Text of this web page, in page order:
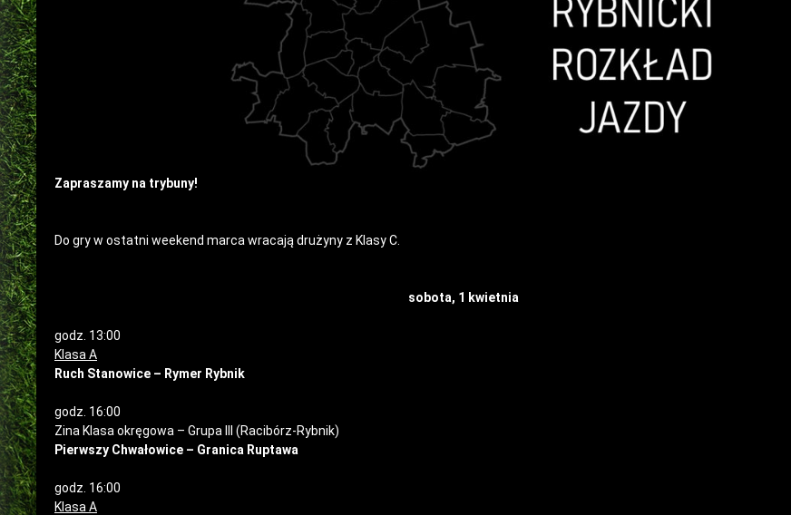
Zapraszamy na trybuny!
Do gry w ostatni weekend marca wracają drużyny z Klasy C.
sobota, 1 kwietnia
godz. 13:00
Klasa A
Ruch Stanowice – Rymer Rybnik
godz. 16:00
Zina Klasa okręgowa – Grupa III (Racibórz-Rybnik)
Pierwszy Chwałowice – Granica Ruptawa
godz. 16:00
Klasa A